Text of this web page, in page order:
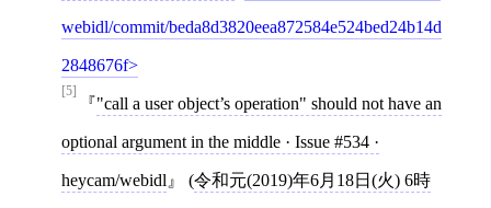
webidl/commit/beda8d3820eea872584e524bed24b14d
2848676f
[5]
"call a user object’s operation" should not have an
optional argument in the middle · Issue #534 ·
heycam/webidl (令和元(2019)年6月18日(火) 6時